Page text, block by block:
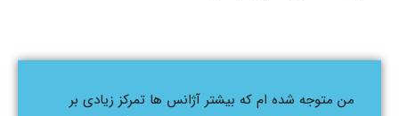
من متوجه شده ام که بیشتر آژانس ها تمرکز زیادی بر